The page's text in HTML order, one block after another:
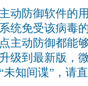
动防御软件的
统免受该病毒
主动防御都能
级到最新版，
未知间谍”，请